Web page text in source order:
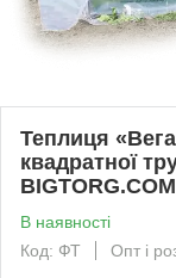
Теплиця
квадратної
BIGTORG.COM
В наявності
Код: ФТ
Опт і